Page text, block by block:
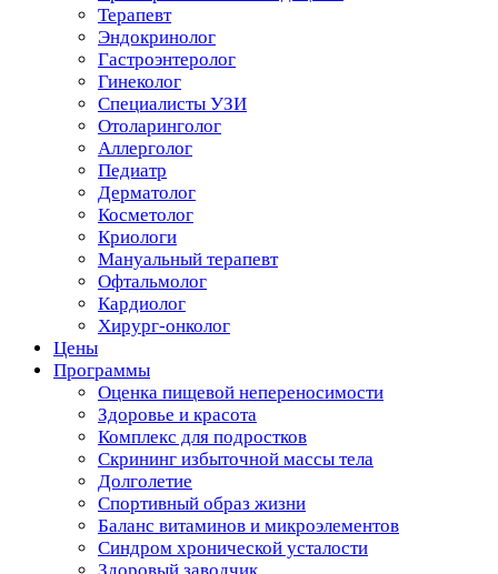
Терапевт
Эндокринолог
Гастроэнтеролог
Гинеколог
Специалисты УЗИ
Отоларинголог
Аллерголог
Педиатр
Дерматолог
Косметолог
Криологи
Мануальный терапевт
Офтальмолог
Кардиолог
Хирург-онколог
Цены
Программы
Оценка пищевой непереносимости
Здоровье и красота
Комплекс для подростков
Скрининг избыточной массы тела
Долголетие
Спортивный образ жизни
Баланс витаминов и микроэлементов
Синдром хронической усталости